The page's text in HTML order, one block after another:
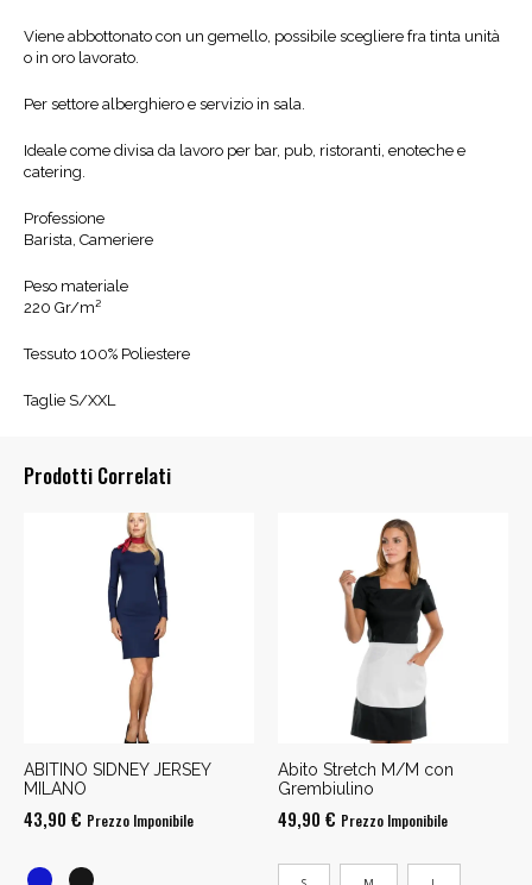
Viene abbottonato con un gemello, possibile scegliere fra tinta unità
o in oro lavorato.
Per settore alberghiero e servizio in sala.
Ideale come divisa da lavoro per bar, pub, ristoranti, enoteche e
catering.
Professione
Barista, Cameriere
Peso materiale
220 Gr/m²
Tessuto 100% Poliestere
Taglie S/XXL
Prodotti Correlati
ABITINO SIDNEY JERSEY
MILANO
43,90 € Prezzo Imponibile
Abito Stretch M/M con
Grembiulino
49,90 € Prezzo Imponibile